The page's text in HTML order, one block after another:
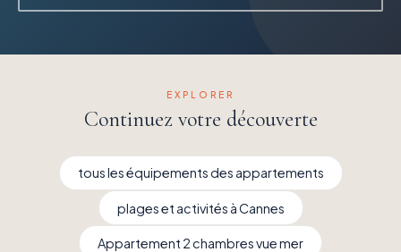
EXPLORER
Continuez votre découverte
tous les équipements des appartements
plages et activités à Cannes
Appartement 2 chambres vue mer